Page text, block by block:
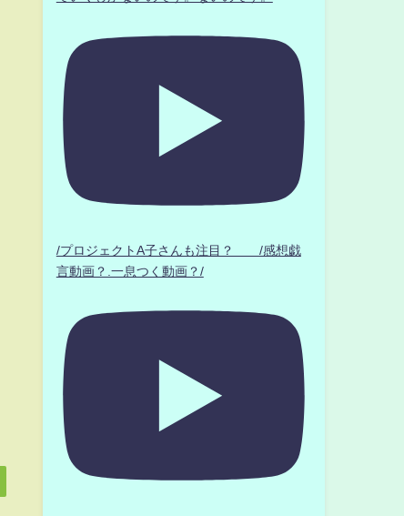
/プロジェクトA子さんも注目？ /感想戯
言動画？.一息つく動画？/